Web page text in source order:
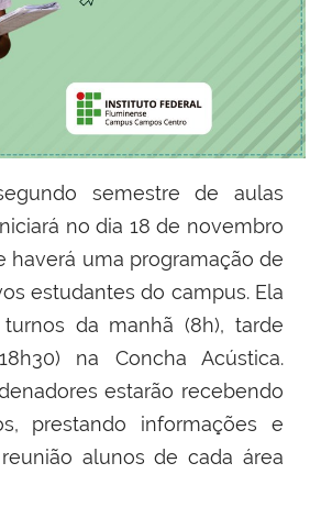
semestre de aulas
no dia 18 de novembro
haverá uma programação de
estudantes do campus. Ela
da manhã (8h), tarde
na Concha Acústica.
estarão recebendo
prestando informações e
alunos de cada área